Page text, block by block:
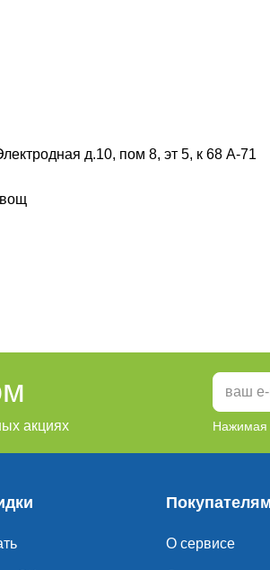
д.10, пом 8, эт 5, к 68 А-71
акциях Нажимая
Покупателям
О сервисе